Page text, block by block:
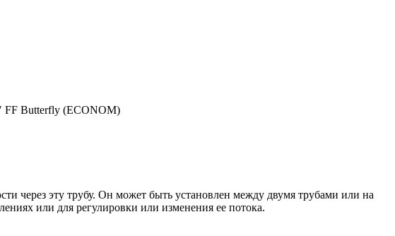
FF Butterfly (ECONOM)
через эту трубу. Он может быть установлен между двумя трубами или на
или для регулировки или изменения ее потока.